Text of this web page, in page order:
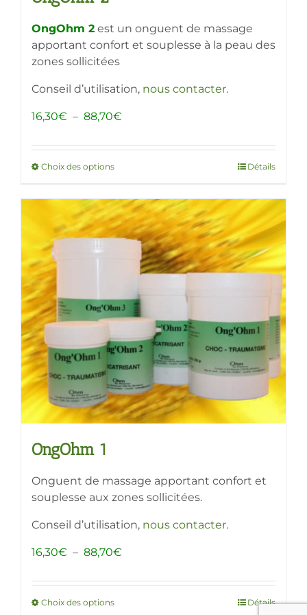
OngOhm 2 est un onguent de massage
apportant confort et souplesse à la peau des
zones sollicitées
Conseil d’utilisation, nous contacter.
16,30€ – 88,70€
prix :
88,70€
Choix des optionsCe
a
plusieurs
variations.
options
être
choisies
la
page
du
produit
Détails
OngOhm 1
Onguent de massage apportant confort et
souplesse aux zones sollicitées.
Conseil d’utilisation, nous contacter.
16,30€ – 88,70€
prix :
Choix des optionsCe
Détails